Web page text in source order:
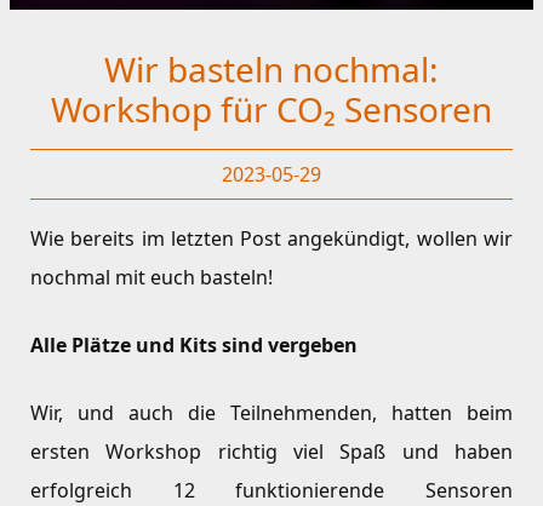
Wir basteln nochmal:
Workshop für CO₂ Sensoren
2023-05-29
Wie bereits im letzten Post angekündigt, wollen wir
nochmal mit euch basteln!
Alle Plätze und Kits sind vergeben
Wir, und auch die Teilnehmenden, hatten beim
ersten Workshop richtig viel Spaß und haben
erfolgreich 12 funktionierende Sensoren